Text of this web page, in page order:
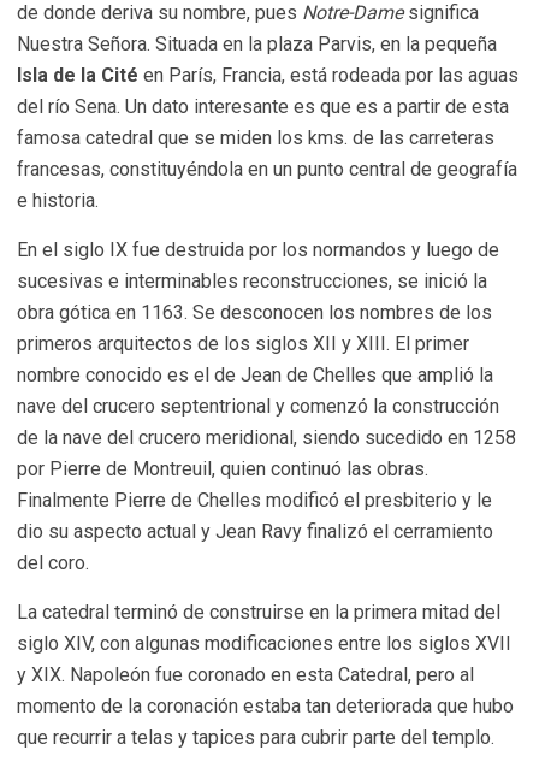
de donde deriva su nombre, pues Notre-Damesignifica
Nuestra Señora. Situada en la plaza Parvis, en la pequeña
Isla de la Cité en París, Francia, está rodeada por las aguas
del río Sena. Un dato interesante es que es a partir de esta
famosa catedral que se miden los kms. de las carreteras
francesas, constituyéndola en un punto central de geografía
e historia.
En el siglo IX fue destruida por los normandos y luego de
sucesivas e interminables reconstrucciones, se inició la
obra gótica en 1163. Se desconocen los nombres de los
primeros arquitectos de los siglos XII y XIII. El primer
nombre conocido es el de Jean de Chelles que amplió la
nave del crucero septentrional y comenzó la construcción
de la nave del crucero meridional, siendo sucedido en 1258
por Pierre de Montreuil, quien continuó las obras.
Finalmente Pierre de Chelles modificó el presbiterio y le
dio su aspecto actual y Jean Ravy finalizó el cerramiento
del coro.
La catedral terminó de construirse en la primera mitad del
siglo XIV, con algunas modificaciones entre los siglos XVII
y XIX. Napoleón fue coronado en esta Catedral, pero al
momento de la coronación estaba tan deteriorada que hubo
que recurrir a telas y tapices para cubrir parte del templo.